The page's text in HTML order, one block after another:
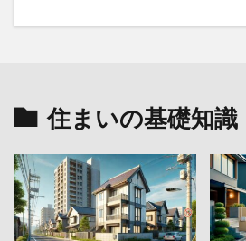
住まいの基礎知識